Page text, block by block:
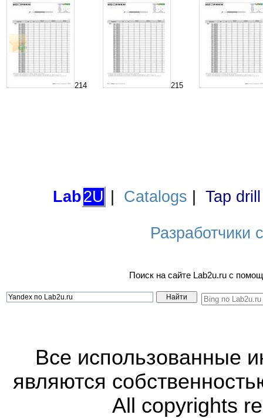
214 215
Lab2U Catalogs Tap
Разработчики
Поиск на сайте Lab2u.ru с
Все использованные
являются
All copyrights